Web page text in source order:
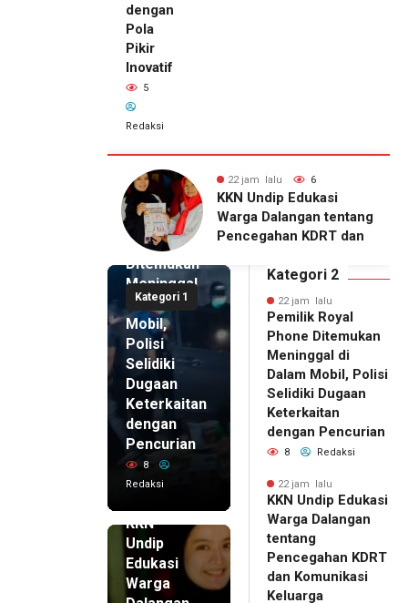
dengan
Pola
Pikir
Inovatif
5
Redaksi
23 jam lalu 5
KKN Undip Bekali
Pengelola BUMDes
Dalangan dengan Pola
Kategori 1
22 jam lalu
Pemilik
Royal
Phone
Ditemukan
Meninggal
di Dalam
Mobil,
Polisi
Selidiki
Dugaan
Keterkaitan
dengan
Pencurian
8
Redaksi
KKN
Undip
Edukasi
Warga
Kategori 2
22 jam lalu
Pemilik Royal
Phone Ditemukan
Meninggal di
Dalam Mobil, Polisi
Selidiki Dugaan
Keterkaitan
dengan Pencurian
8 Redaksi
22 jam lalu
KKN Undip Edukasi
Warga Dalangan
tentang
Pencegahan KDRT
dan Komunikasi
Keluarga